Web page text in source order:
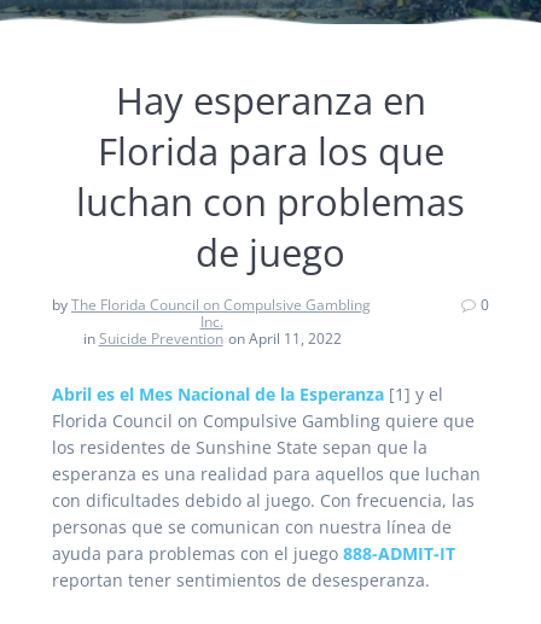
Hay esperanza en
Florida para los que
luchan con problemas
de juego
byThe Florida Council on Compulsive Gambling
Inc.
inSuicide Prevention on April 11, 2022
0
Abril es el Mes Nacional de la Esperanza [1] y el
Florida Council on Compulsive Gambling quiere que
los residentes de Sunshine State sepan que la
esperanza es una realidad para aquellos que luchan
con dificultades debido al juego. Con frecuencia, las
personas que se comunican con nuestra línea de
ayuda para problemas con el juego 888-ADMIT-IT
reportan tener sentimientos de desesperanza.